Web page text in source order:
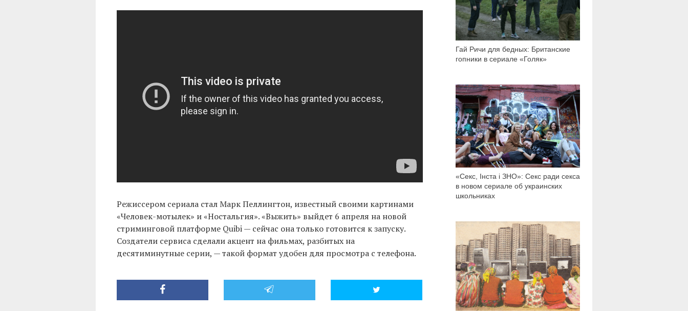
Режиссером сериала стал Марк Пеллингтон, известный своими картинами
«Человек-мотылек» и «Ностальгия». «Выжить» выйдет 6 апреля на новой
стриминговой платформе Quibi — сейчас она только готовится к запуску.
Создатели сервиса сделали акцент на фильмах, разбитых на
десятиминутные серии, — такой формат удобен для просмотра с телефона.
Гай Ричи для бедных: Британские
гопники в сериале «Голяк»
«Секс, Інста і ЗНО»: Секс ради секса
в новом сериале об украинских
школьниках
7 842
1 742